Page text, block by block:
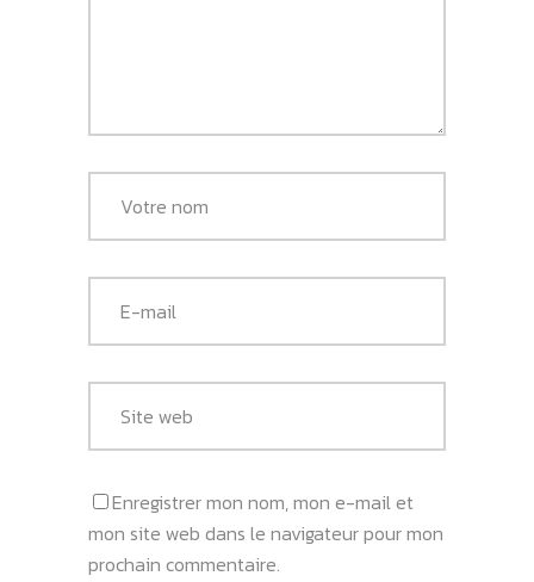
Enregistrer mon nom, mon e-mail et
mon site web dans le navigateur pour mon
prochain commentaire.